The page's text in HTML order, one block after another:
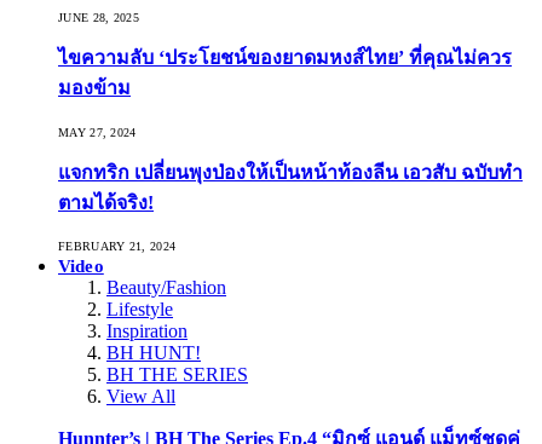
JUNE 28, 2025
ไขความลับ ‘ประโยชน์ของยาดมหงส์ไทย’ ที่คุณไม่ควร
มองข้าม
MAY 27, 2024
แจกทริก เปลี่ยนพุงป่องให้เป็นหน้าท้องลีน เอวสับ ฉบับทำ
ตามได้จริง!
FEBRUARY 21, 2024
Video
Beauty/Fashion
Lifestyle
Inspiration
BH HUNT!
BH THE SERIES
View All
Hunnter’s | BH The Series Ep.4 “มิกซ์ แอนด์ แม็ทซ์ชุดคู่